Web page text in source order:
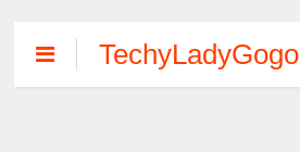
TechyLadyGogo